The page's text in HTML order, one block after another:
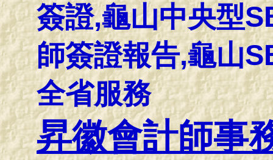
簽證,龜山中央型
師簽證報告,龜山
全省服務
昇徽會計師事